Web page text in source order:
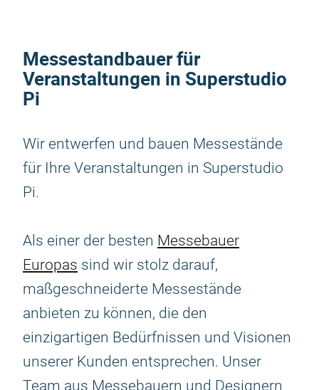
Messestandbauer für
Veranstaltungen in Superstudio
Pi
Wir entwerfen und bauen Messestände
für Ihre Veranstaltungen in Superstudio
Pi.
Als einer der besten Messebauer
Europas sind wir stolz darauf,
maßgeschneiderte Messestände
anbieten zu können, die den
einzigartigen Bedürfnissen und Visionen
unserer Kunden entsprechen. Unser
Team aus Messebauern und Designern